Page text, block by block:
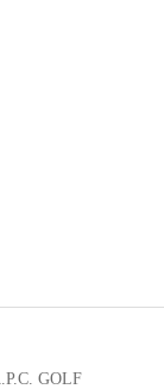
GOLF